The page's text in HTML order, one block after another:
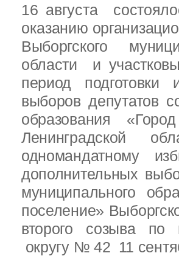
16 августа
оказанию
Выборгского
области и
период
выборов депутатов
образования
Ленинградской
одномандатному
дополнительных
муниципального
поселение»
второго созыва по
округу № 42 11